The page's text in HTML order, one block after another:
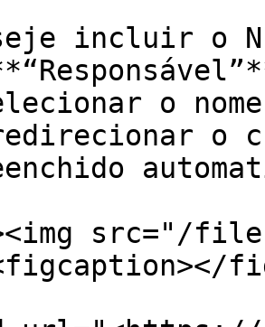
incluir o
o
o
src="/files/